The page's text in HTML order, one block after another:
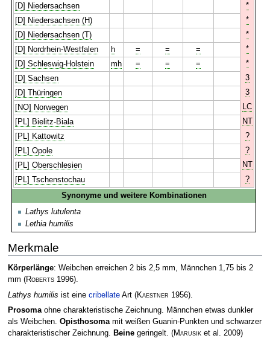
[D] Niedersachsen
*
[D] Niedersachsen (H)
*
[D] Niedersachsen (T)
*
[D] Nordrhein-Westfalen
h = = =
*
[D] Schleswig-Holstein
mh = = =
*
[D] Sachsen
3
[D] Thüringen
3
[NO] Norwegen
LC
[PL] Bielitz-Biala
NT
[PL] Kattowitz
?
[PL] Opole
?
[PL] Oberschlesien
NT
[PL] Tschenstochau
?
Synonyme und weitere Kombinationen
Lathys lutulenta
Lethia humilis
Merkmale
Körperlänge: Weibchen erreichen 2 bis 2,5 mm, Männchen 1,75 bis 2
mm (Roberts1996).
Lathys humilis ist eine cribellateArt (Kaestner 1956).
Prosomaohne charakteristische Zeichnung. Männchen etwas dunkler
als Weibchen. Opisthosomamit weißen Guanin-Punkten und schwarzer
charakteristischer Zeichnung. Beinegeringelt. (Marusiket al. 2009)